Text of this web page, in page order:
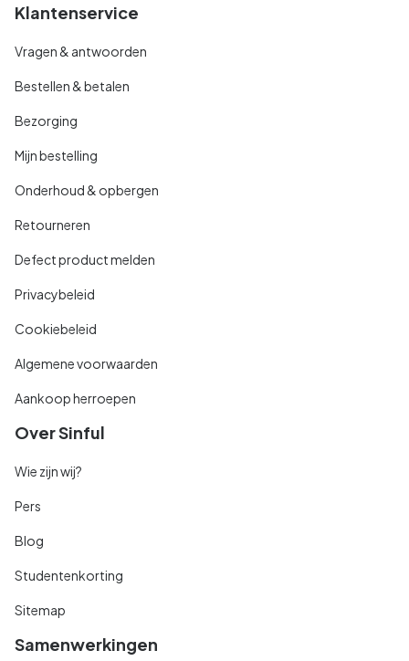
Klantenservice
Vragen & antwoorden
Bestellen & betalen
Bezorging
Mijn bestelling
Onderhoud & opbergen
Retourneren
Defect product melden
Privacybeleid
Cookiebeleid
Algemene voorwaarden
Aankoop herroepen
Over Sinful
Wie zijn wij?
Pers
Blog
Studentenkorting
Sitemap
Samenwerkingen